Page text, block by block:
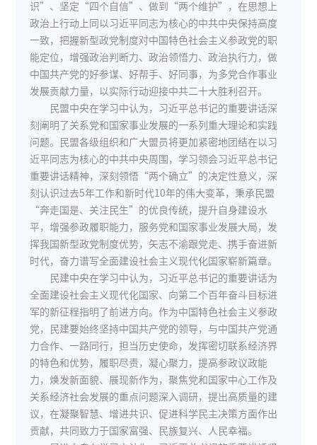
识”、坚定“四个自信”、做到“两个维护”，在思想上
政治上行动上同以习近平同志为核心的中共中央保持高度
一致，把握新型政党制度对中国特色社会主义参政党的职
能定位，增强政治判断力、政治领悟力、政治执行力，做
中国共产党的好参谋、好帮手、好同事，为多党合作事业
发展贡献力量，以实际行动迎接中共二十大胜利召开。
民盟中央在学习中认为，习近平总书记的重要讲话深
刻阐明了关系党和国家事业发展的一系列重大理论和实践
问题。民盟各级组织和广大盟员将更加紧密地团结在以习
近平同志为核心的中共中央周围，学习领会习近平总书记
重要讲话精神，深刻领悟“两个确立”的决定性意义，深
刻认识过去5年工作和新时代10年的伟大变革，秉承民盟
“奔走国是、关注民生”的优良传统，提升自身建设水
平，增强参政履职能力，服务党和国家事业发展大局，发
挥我国新型政党制度优势，矢志不渝跟党走、携手奋进新
时代，奋力谱写全面建设社会主义现代化国家崭新篇章。
民建中央在学习中认为，习近平总书记的重要讲话为
全面建设社会主义现代化国家、向第二个百年奋斗目标进
军的新征程指明了前进方向。作为中国特色社会主义参政
党，民建要始终坚持中国共产党的领导，与中国共产党通
力合作、一路同行，担当历史使命，发挥密切联系经济界
的特色和优势，履职尽责，凝心聚力，提高参政议政能
力，焕发新面貌、展现新作为，聚焦党和国家中心工作及
关系经济社会发展的重点问题深入调研，提出高质量的建
议，在凝聚智慧、增进共识、促进科学民主决策方面作出
贡献，共同致力于国家富强、民族复兴、人民幸福。